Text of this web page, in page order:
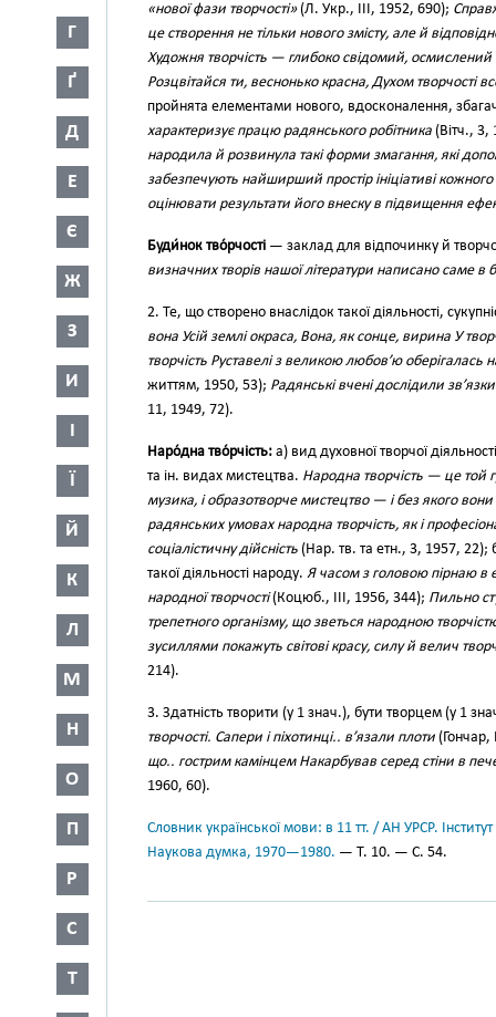
Г
Ґ
Д
Е
Є
Ж
З
И
І
Ї
Й
К
Л
М
Н
О
П
Р
С
Т
«нової фази творчості»(Л. Укр., III, 1952, 690);
це створення не тільки нового змісту, але й
Художня творчість — глибоко свідомий, осмислений
Розцвітайся ти, веснонько красна, Духом творчості
пройнята елементами нового, вдосконалення,
характеризує працю радянського робітника (Вітч.,
народила й розвинула такі форми змагання, які
забезпечують найширший простір ініціативі
оцінювати результати його внеску в підвищення
Буди́нок тво́рчості — заклад для відпочинку й
визначних творів нашої літератури написано саме в
2. Те, що створено внаслідок такої діяльності,
вона Усій землі окраса, Вона, як сонце, вирина У
творчість Руставелі з великою любов’ю оберігалась
життям, 1950, 53); Радянські вчені дослідили
11, 1949, 72).
Наро́дна тво́рчість: а) вид духовної творчої
та ін. видах мистецтва. Народна творчість — це той
музика, і образотворче мистецтво — і без якого
радянських умовах народна творчість, як і
соціалістичну дійсність (Нар. тв. та етн., 3, 1957, 22);
такої діяльності народу. Я часом з головою пірнаю в
народної творчості(Коцюб., III, 1956, 344); Пильно
трепетного організму, що зветься народною
зусиллями покажуть світові красу, силу й велич
214).
3. Здатність творити (у 1 знач.), бути творцем (у 1
творчості. Сапери і піхотинці.. в’язали плоти
що.. гострим камінцем Накарбував серед стіни в
1960, 60).
Словник української мови: в 11 тт. / АН УРСР.
Наукова думка, 1970—1980. — Т. 10. — С. 54.